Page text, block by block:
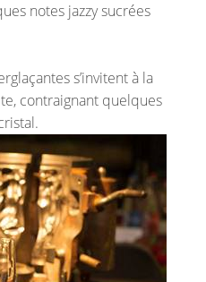
notes jazzy sucrées
s’invitent à la
contraignant quelques